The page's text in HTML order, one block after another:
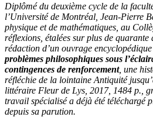
Diplômé du deuxième cycle de la
l’Université de Montréal, Jean-Pierre
physique et de mathématiques, au
réflexions, étalées sur plus de quarante
rédaction d’un ouvrage
problèmes philosophiques sous
contingences de renforcement, une
réfléchie de la lointaine Antiquité
littéraire Fleur de Lys, 2017, 1484 p.,
travail spécialisé a déjà été téléchargé
depuis sa parution.